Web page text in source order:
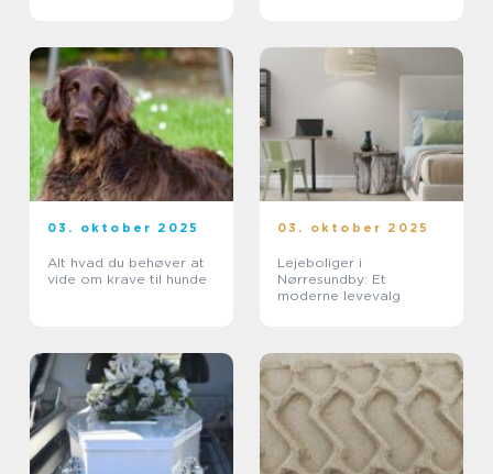
03. oktober 2025
Alt hvad du behøver at
vide om krave til hunde
03. oktober 2025
Lejeboliger i
Nørresundby: Et
moderne levevalg